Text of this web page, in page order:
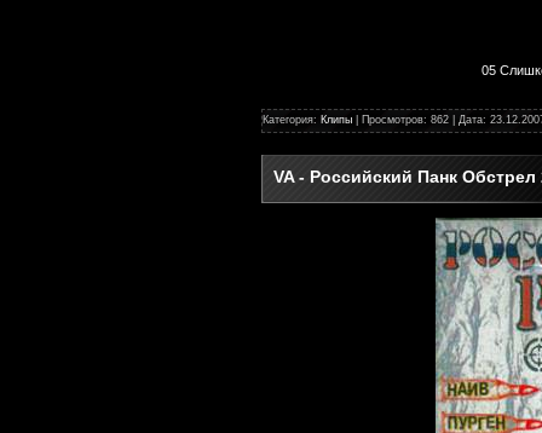
05
Категория: Клипы | Просмотров: 862 | Дата:
VA - Российский Панк